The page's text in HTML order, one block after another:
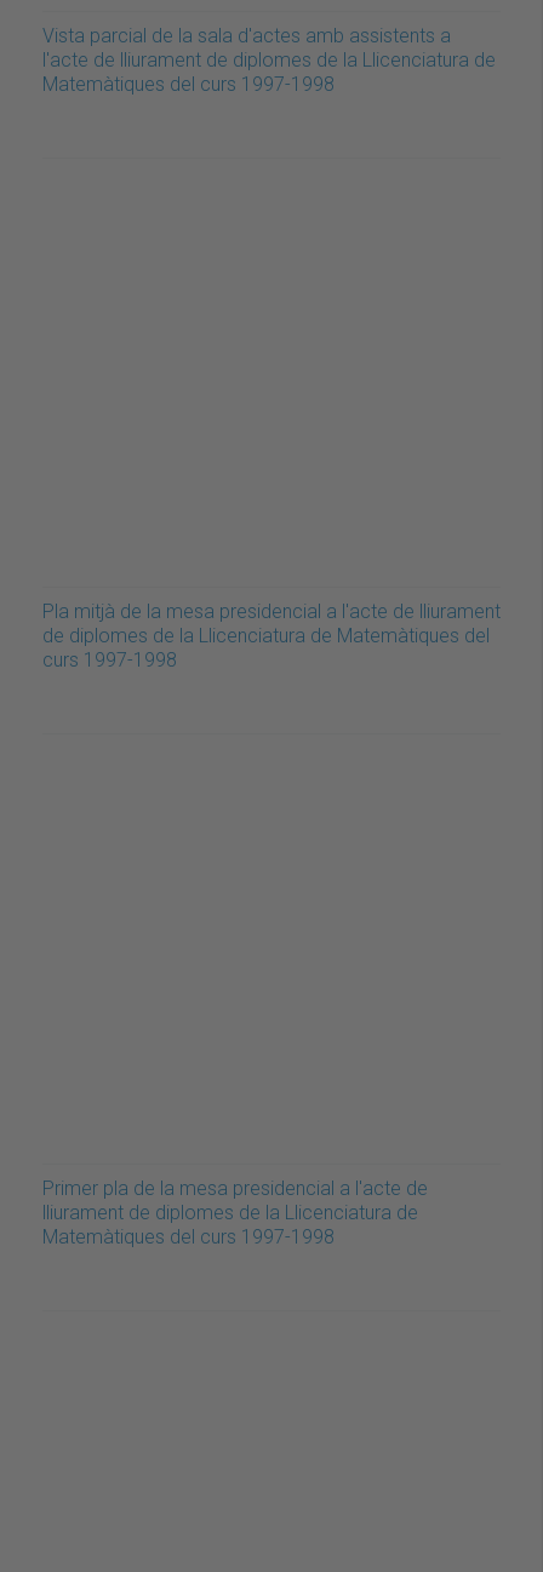
Vista parcial de la sala d'actes amb assistents a
l'acte de lliurament de diplomes de la Llicenciatura de
Matemàtiques del curs 1997-1998
Pla mitjà de la mesa presidencial a l'acte de lliurament
de diplomes de la Llicenciatura de Matemàtiques del
curs 1997-1998
Primer pla de la mesa presidencial a l'acte de
lliurament de diplomes de la Llicenciatura de
Matemàtiques del curs 1997-1998